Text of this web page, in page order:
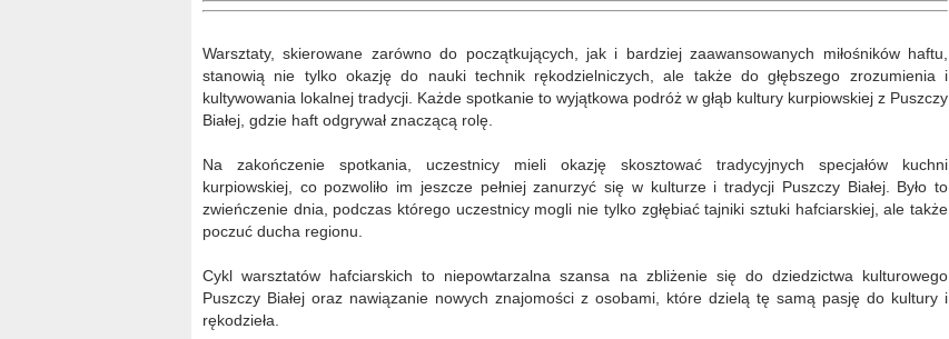
Warsztaty, skierowane zarówno do początkujących, jak i bardziej zaawansowanych miłośników haftu,
stanowią nie tylko okazję do nauki technik rękodzielniczych, ale także do głębszego zrozumienia i
kultywowania lokalnej tradycji. Każde spotkanie to wyjątkowa podróż w głąb kultury kurpiowskiej z Puszczy
Białej, gdzie haft odgrywał znaczącą rolę.
Na zakończenie spotkania, uczestnicy mieli okazję skosztować tradycyjnych specjałów kuchni
kurpiowskiej, co pozwoliło im jeszcze pełniej zanurzyć się w kulturze i tradycji Puszczy Białej. Było to
zwieńczenie dnia, podczas którego uczestnicy mogli nie tylko zgłębiać tajniki sztuki hafciarskiej, ale także
poczuć ducha regionu.
Cykl warsztatów hafciarskich to niepowtarzalna szansa na zbliżenie się do dziedzictwa kulturowego
Puszczy Białej oraz nawiązanie nowych znajomości z osobami, które dzielą tę samą pasję do kultury i
rękodzieła.